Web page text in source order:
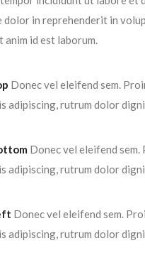
in reprehenderit in
id est laborum.
Donec vel eleifend sem.
adipiscing, rutrum dolor
Donec vel eleifend
adipiscing, rutrum dolor
Donec vel eleifend sem.
adipiscing, rutrum dolor